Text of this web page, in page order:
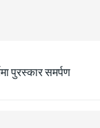
पुरस्कार समर्पण